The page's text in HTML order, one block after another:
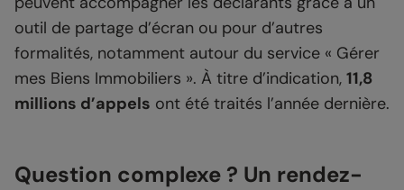
outil de partage d’écran ou pour d’autres
formalités, notamment autour du service « Gérer
mes Biens Immobiliers ». À titre d’indication, 11,8
millions d’appels ont été traités l’année dernière.
Question complexe ? Un rendez-